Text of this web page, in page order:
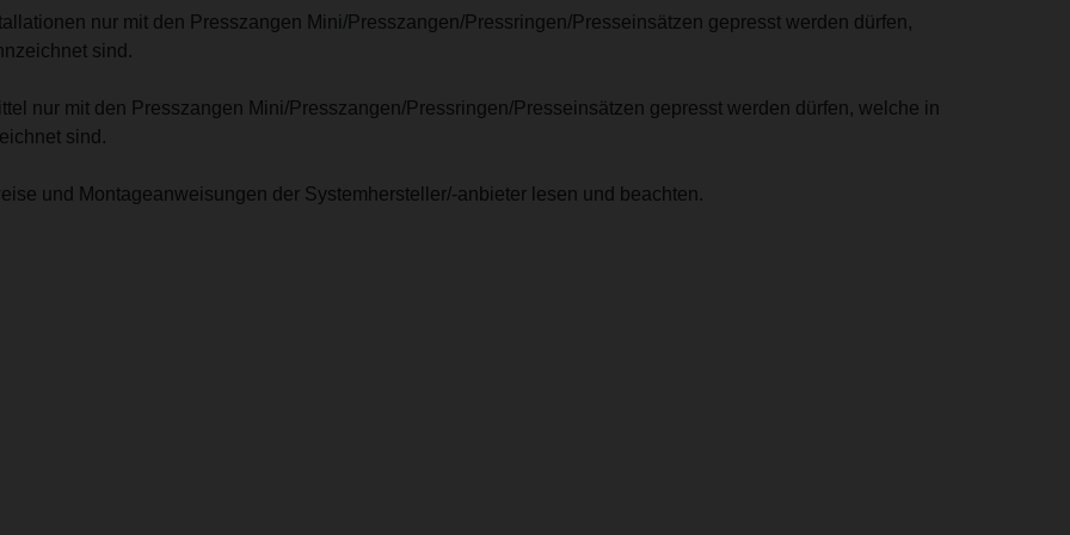
nur mit den Presszangen Mini/Presszangen/Pressringen/Presseinsätzen gepresst werden dürfen,
sind.
nur mit den Presszangen Mini/Presszangen/Pressringen/Presseinsätzen gepresst werden dürfen, welche in
sind.
und Montageanweisungen der Systemhersteller/-anbieter lesen und beachten.